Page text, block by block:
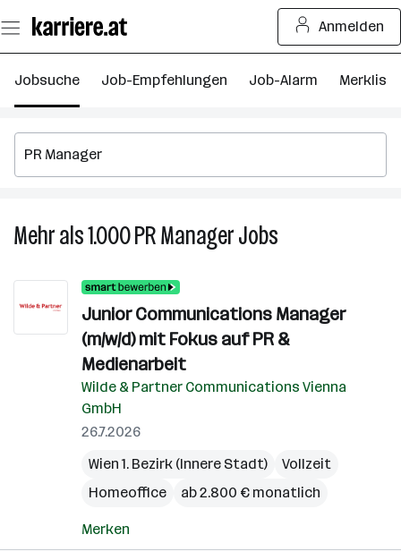
Seiteninhalt
springen
Anmelden
Jobsuche Job-Empfehlungen Job-Alarm Merkliste
Mehr als 1.000PR ManagerJobs
Manager
Jobs
Junior Communications Manager
(m/w/d) mit Fokus auf PR &
Medienarbeit
Wilde & Partner Communications Vienna
GmbH
26.7.2026
Wien 1. Bezirk (Innere Stadt)
Vollzeit
Homeoffice
ab 2.800 € monatlich
Merken